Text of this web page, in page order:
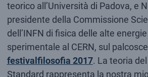
teorico all’Università di Padova, e
presidente della Commissione
dell’INFN di fisica delle alte
sperimentale al CERN, sul
festivalfilosofia 2017. La teoria
Standard rappresenta la nostra